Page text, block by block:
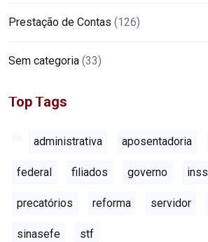
Prestação de Contas (126)
Sem categoria (33)
Top Tags
administrativa aposentadoria
federal filiados governo inss
precatórios reforma servidor
sinasefe stf